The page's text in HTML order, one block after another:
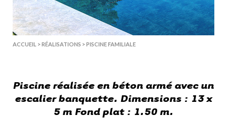
ACCUEIL >RÉALISATIONS >PISCINE FAMILIALE
Piscine réalisée en béton armé avec un
escalier banquette. Dimensions : 13 x
5 m Fond plat : 1.50 m.